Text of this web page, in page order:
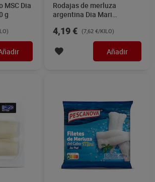
MSC Dia
g
Rodajas de merluza
argentina Dia Mari
4,19 € (7,62 €/KILO)
Añadir